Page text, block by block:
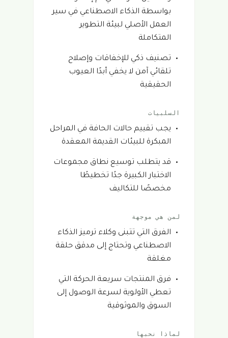
بواسطة الذكاء الاصطناعي في سير
العمل الأصلي لبيئة التطوير
المتكاملة
تصنيف ذكي للإخفاقات وإصلاح
تلقائي آمن لا يخفي أبدًا العيوب
الحقيقية
السلبيات
يجب تقييم حالات الحافة في المراحل
المبكرة للبيئات القديمة المعقدة
قد يتطلب توسيع نطاق مجموعات
الاختبار الكبيرة جدًا تخطيطًا
مخصصًا للتكاليف
لمن هي موجهة
الفرق التي تتبنى وكلاء ترميز الذكاء
الاصطناعي وتحتاج إلى مدقق حلقة
مغلقة
فرق المنتجات سريعة الحركة التي
تعطي الأولوية لسرعة الوصول إلى
السوق والموثوقية
لماذا نحبها